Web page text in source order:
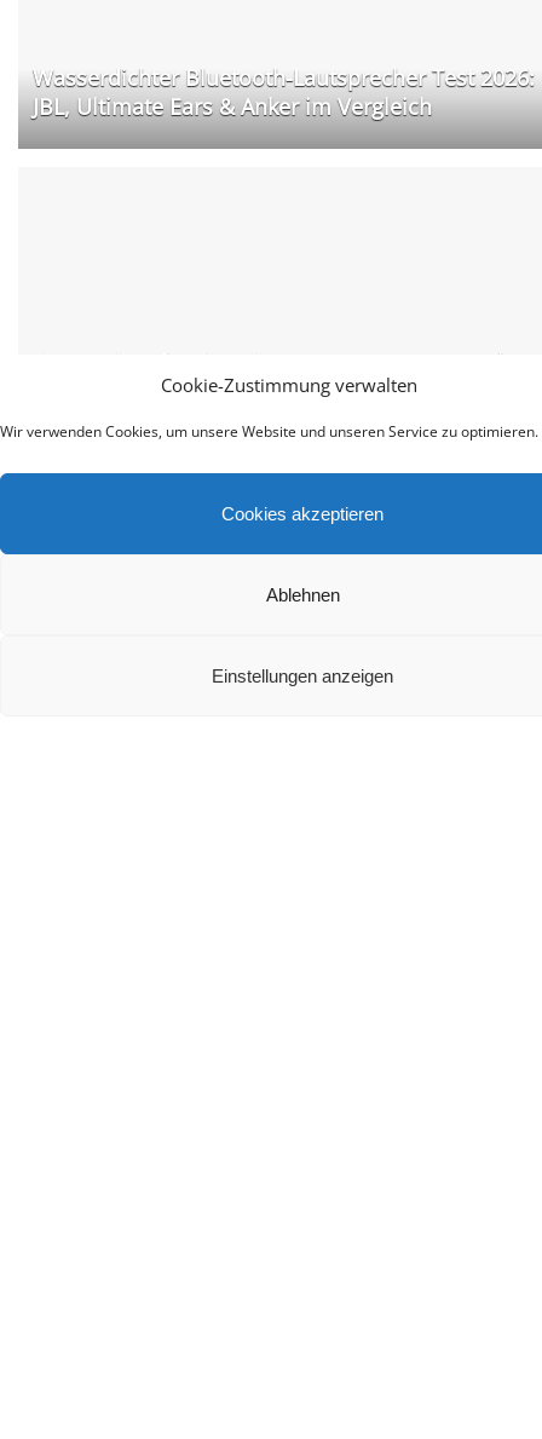
Cookie-Zustimmung verwalten
Wir verwenden Cookies, um unsere Website und unseren Service zu optimieren.
Cookies akzeptieren
Ablehnen
Einstellungen anzeigen
Wasserdichter Bluetooth-Lautsprecher Test 2026:
JBL, Ultimate Ears & Anker im Vergleich
AV-Receiver für Einsteiger 2026: Denon, Yamaha
und Onkyo im Test-Vergleich